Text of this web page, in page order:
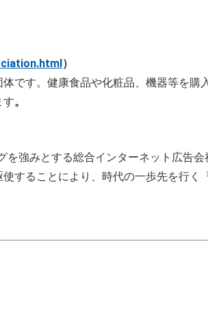
）
です。健康食品や化粧品、機器等を
す。
強みとする総合インターネット広告
することにより、時代の一歩先を行